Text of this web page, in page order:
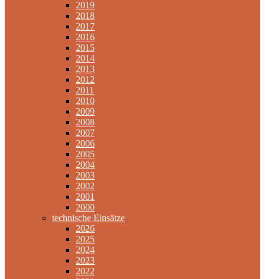
2019
2018
2017
2016
2015
2014
2013
2012
2011
2010
2009
2008
2007
2006
2005
2004
2003
2002
2001
2000
technische Einsätze
2026
2025
2024
2023
2022